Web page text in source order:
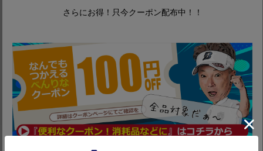
さらにお得！只今クーポン配布中！！